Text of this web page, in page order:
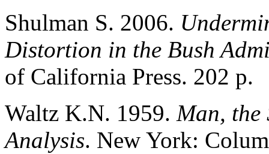
Shulman S. 2006.
Distortion in the Bush
of California Press. 202 p.
Waltz K.N. 1959. Man, the
Analysis. New York: